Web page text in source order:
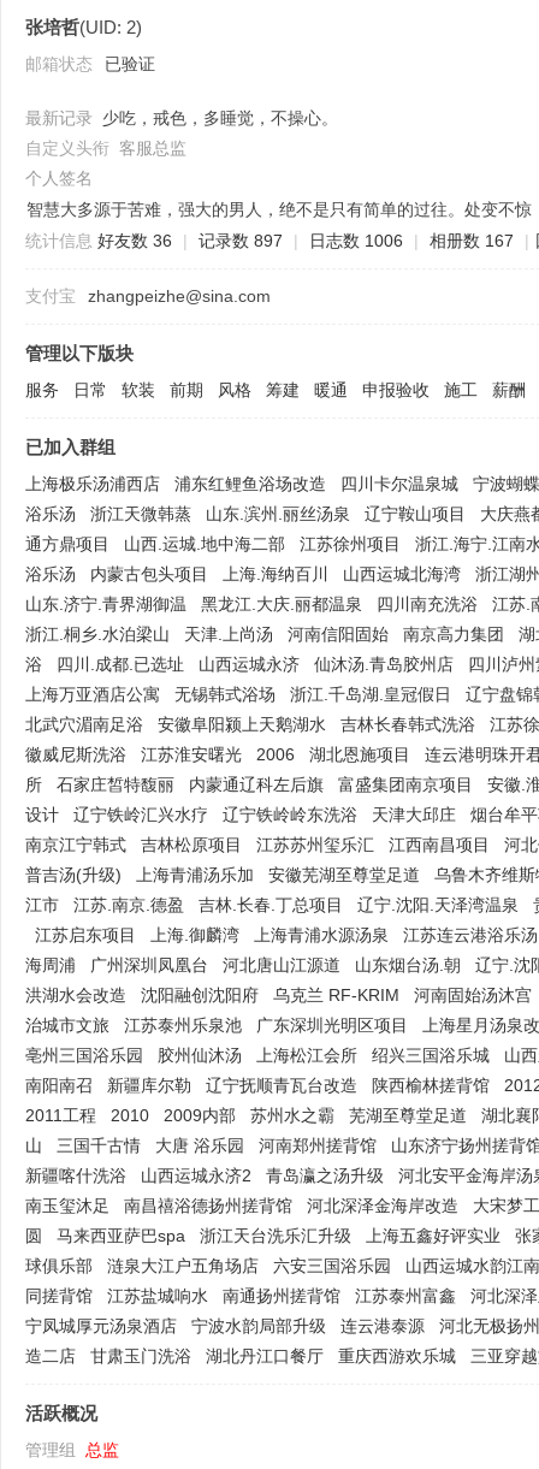
张培哲(UID: 2)
邮箱状态 已验证
最新记录 少吃，戒色，多睡觉，不操心。
自定义头衔 客服总监
个人签名
智慧大多源于苦难，强大的男人，绝不是只有简单的过往。处变不
统计信息 好友数 36 | 记录数 897 | 日志数 1006 | 相册数 167 |
支付宝 zhangpeizhe@sina.com
管理以下版块
服务 日常 软装 前期 风格 筹建 暖通 申报验收 施工 薪酬
已加入群组
上海极乐汤浦西店 浦东红鲤鱼浴场改造 四川卡尔温泉城
宁波蝴
浴乐汤
浙江天微韩蒸 山东.滨州.丽丝汤泉 辽宁鞍山项目
大庆燕
通方鼎项目
山西.运城.地中海二部 江苏徐州项目
浙江.海宁.江南
浴乐汤
内蒙古包头项目 上海.海纳百川 山西运城北海湾
浙江湖
山东.济宁.青界湖御温
黑龙江.大庆.丽都温泉 四川南充洗浴
江苏.
浙江.桐乡.水泊梁山
天津.上尚汤 河南信阳固始 南京高力集团
湖
浴
四川.成都.已选址 山西运城永济 仙沐汤.青岛胶州店
四川泸
上海万亚酒店公寓
无锡韩式浴场 浙江.千岛湖.皇冠假日
辽宁盘锦
北武穴湄南足浴
安徽阜阳颍上天鹅湖水 吉林长春韩式洗浴
江苏
徽威尼斯洗浴
江苏淮安曙光 2006 湖北恩施项目
连云港明珠开
所
石家庄皙特馥丽 内蒙通辽科左后旗 富盛集团南京项目
安徽.
设计
辽宁铁岭汇兴水疗 辽宁铁岭岭东洗浴 天津大邱庄
烟台牟
南京江宁韩式
吉林松原项目 江苏苏州玺乐汇 江西南昌项目
河
普吉汤(升级)
上海青浦汤乐加 安徽芜湖至尊堂足道
乌鲁木齐维
江市
江苏.南京.德盈 吉林.长春.丁总项目 辽宁.沈阳.天泽湾温泉
江苏启东项目
上海.御麟湾 上海青浦水源汤泉
江苏连云港浴乐汤
海周浦
广州深圳凤凰台 河北唐山江源道 山东烟台汤.朝
辽宁.沈
洪湖水会改造
沈阳融创沈阳府 乌克兰 RF-KRIM
河南固始汤沐宫
治城市文旅
江苏泰州乐泉池 广东深圳光明区项目
上海星月汤泉
亳州三国浴乐园
胶州仙沐汤 上海松江会所 绍兴三国浴乐城
山
南阳南召
新疆库尔勒 辽宁抚顺青瓦台改造 陕西榆林搓背馆
2011工程
2010 2009内部 苏州水之霸 芜湖至尊堂足道
湖北襄
山
三国千古情 大唐 浴乐园 河南郑州搓背馆
山东济宁扬州搓背
新疆喀什洗浴
山西运城永济2 青岛瀛之汤升级
河北安平金海岸汤
南玉玺沐足
南昌禧浴德扬州搓背馆 河北深泽金海岸改造
大宋梦
圆
马来西亚萨巴spa 浙江天台洗乐汇升级 上海五鑫好评实业
张
球俱乐部
涟泉大江户五角场店 六安三国浴乐园
山西运城水韵江南
同搓背馆
江苏盐城响水 南通扬州搓背馆 江苏泰州富鑫
河北深
宁凤城厚元汤泉酒店
宁波水韵局部升级 连云港泰源
河北无极扬
造二店
甘肃玉门洗浴 湖北丹江口餐厅 重庆西游欢乐城 三亚穿
活跃概况
管理组 总监